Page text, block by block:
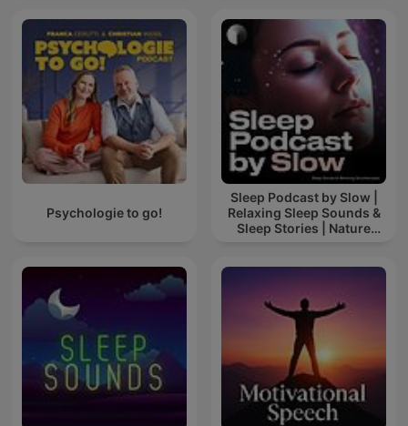
Psychologie to go!
Sleep Podcast by Slow |
Relaxing Sleep Sounds &
Sleep Stories | Nature